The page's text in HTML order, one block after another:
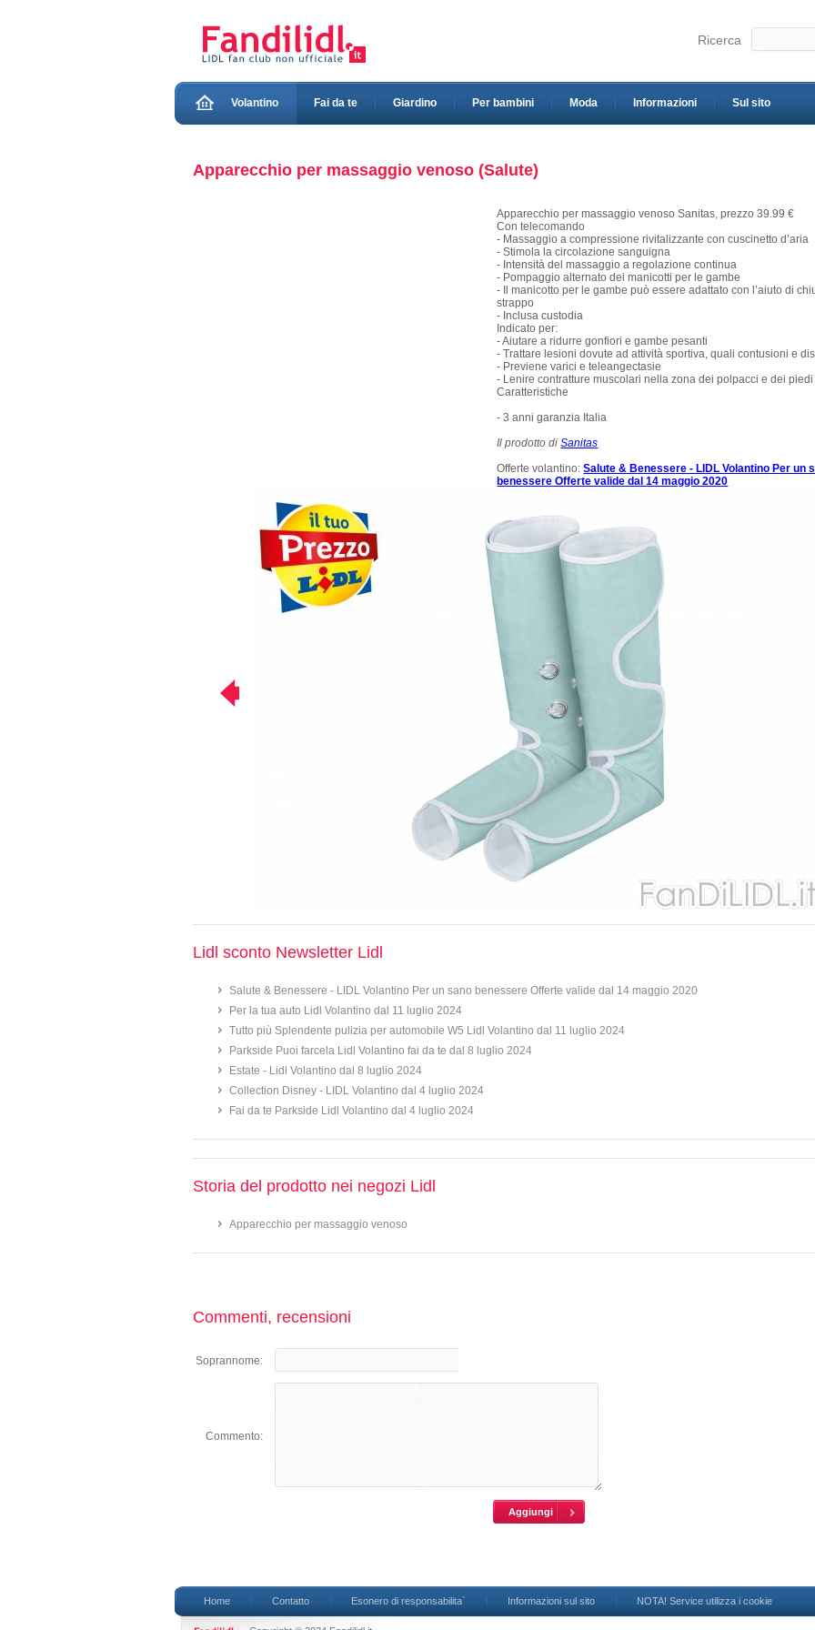
Ricerca
Volantino Fai da te Giardino Per bambini Moda Informazioni Sul sito
Apparecchio per massaggio venoso (Salute)
Apparecchio per massaggio venoso Sanitas, prezzo 39.99 €
Con telecomando
- Massaggio a compressione rivitalizzante con cuscinetto d’aria
- Stimola la circolazione sanguigna
- Intensità del massaggio a regolazione continua
- Pompaggio alternato dei manicotti per le gambe
- Il manicotto per le gambe può essere adattato con l’aiuto di
strappo
- Inclusa custodia
Indicato per:
- Aiutare a ridurre gonfiori e gambe pesanti
- Trattare lesioni dovute ad attività sportiva, quali contusioni e
- Previene varici e teleangectasie
- Lenire contratture muscolari nella zona dei polpacci e dei piedi
Caratteristiche
- 3 anni garanzia Italia
Il prodotto diSanitas
Offerte volantino:Salute & Benessere - LIDL Volantino Per un
benessere Offerte valide dal 14 maggio 2020
Lidl sconto Newsletter Lidl
Salute & Benessere - LIDL Volantino Per un sano benessere Offerte valide dal 14 maggio 2020
Per la tua auto Lidl Volantino dal 11 luglio 2024
Tutto più Splendente pulizia per automobile W5 Lidl Volantino dal 11 luglio 2024
Parkside Puoi farcela Lidl Volantino fai da te dal 8 luglio 2024
Estate - Lidl Volantino dal 8 luglio 2024
Collection Disney - LIDL Volantino dal 4 luglio 2024
Fai da te Parkside Lidl Volantino dal 4 luglio 2024
Storia del prodotto nei negozi Lidl
Apparecchio per massaggio venoso
Commenti, recensioni
Soprannome:
Commento:
Home Contatto Esonero di responsabilita` Informazioni sul sito NOTA! Service utilizza i cookie